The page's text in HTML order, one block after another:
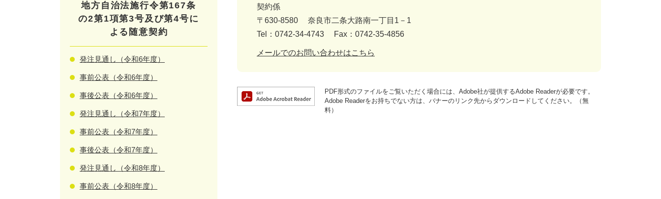
契約係
〒630-8580
奈良市二条大路南一丁目1－1
Tel：0742-34-4743
Fax：0742-35-4856
メールでのお問い合わせはこちら
PDF形式のファイルをご覧いただく場合には、Adobe社が提供するAdobe Readerが必要です。
Adobe Readerをお持ちでない方は、バナーのリンク先からダウンロードしてください。（無
料）
地方自治法施行令第167条
の2第1項第3号及び第4号に
よる随意契約
発注見通し（令和6年度）
事前公表（令和6年度）
事後公表（令和6年度）
発注見通し（令和7年度）
事前公表（令和7年度）
事後公表（令和7年度）
発注見通し（令和8年度）
事前公表（令和8年度）